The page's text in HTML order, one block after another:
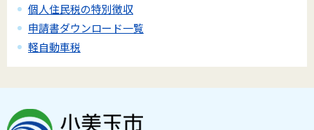
個人住民税の特別徴収
申請書ダウンロード一覧
軽自動車税